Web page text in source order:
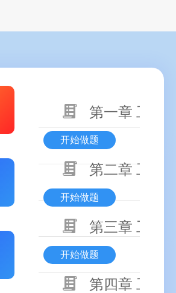
第一章 工程
开始做题
第二章 工程
开始做题
第三章 工程
开始做题
第四章 工程